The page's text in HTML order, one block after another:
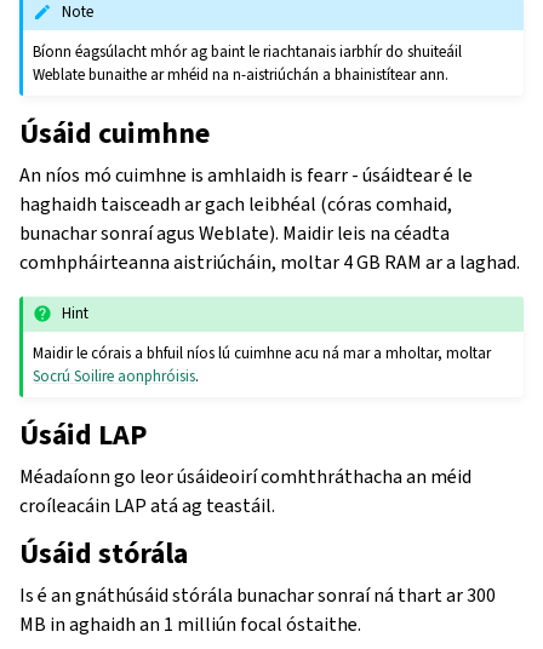
Note
Bíonn éagsúlacht mhór ag baint le riachtanais iarbhír do shuiteáil
Weblate bunaithe ar mhéid na n-aistriúchán a bhainistítear ann.
Úsáid cuimhne
An níos mó cuimhne is amhlaidh is fearr - úsáidtear é le
haghaidh taisceadh ar gach leibhéal (córas comhaid,
bunachar sonraí agus Weblate). Maidir leis na céadta
comhpháirteanna aistriúcháin, moltar 4 GB RAM ar a laghad.
Hint
Maidir le córais a bhfuil níos lú cuimhne acu ná mar a mholtar, moltar
Socrú Soilire aonphróisis.
Úsáid LAP
Méadaíonn go leor úsáideoirí comhthráthacha an méid
croíleacáin LAP atá ag teastáil.
Úsáid stórála
Is é an gnáthúsáid stórála bunachar sonraí ná thart ar 300
MB in aghaidh an 1 milliún focal óstaithe.